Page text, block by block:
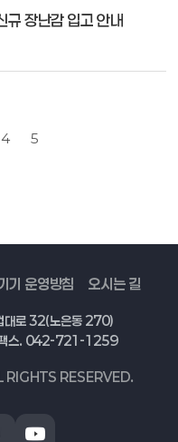
규 장난감 입고 안내
4 5
기 운영방침 오시는 길
대로 32(노은동 270)
스. 042-721-1259
RIGHTS RESERVED.